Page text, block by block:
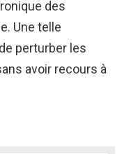
des
Une telle
perturber les
avoir recours à